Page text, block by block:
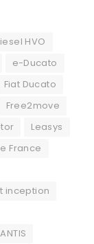
HVO
e-Ducato
Fiat Ducato
Free2move
Leasys
France
inception